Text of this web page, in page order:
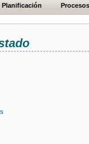
Planificación Procesos